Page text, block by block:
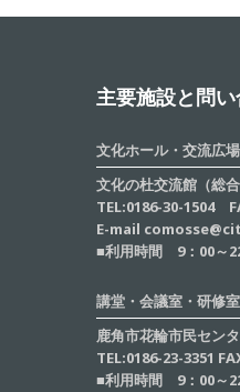
主要施設と問
文化ホール・交流広
文化の杜交流館（総合
TEL:0186-30-1504
E-mail
■利用時間 9：00～
講堂・会議室・研修
鹿角市花輪市民セン
TEL:0186-23-3351
■利用時間 9：00～